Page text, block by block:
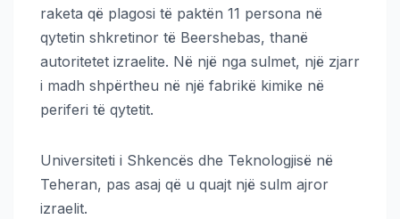
raketa që plagosi të paktën 11 persona në
qytetin shkretinor të Beershebas, thanë
autoritetet izraelite. Në një nga sulmet, një zjarr
i madh shpërtheu në një fabrikë kimike në
periferi të qytetit.
Universiteti i Shkencës dhe Teknologjisë në
Teheran, pas asaj që u quajt një sulm ajror
izraelit.